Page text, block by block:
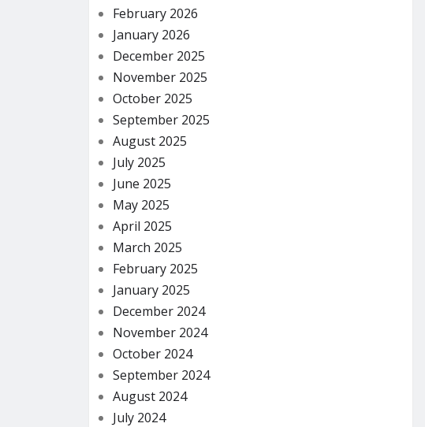
February 2026
January 2026
December 2025
November 2025
October 2025
September 2025
August 2025
July 2025
June 2025
May 2025
April 2025
March 2025
February 2025
January 2025
December 2024
November 2024
October 2024
September 2024
August 2024
July 2024